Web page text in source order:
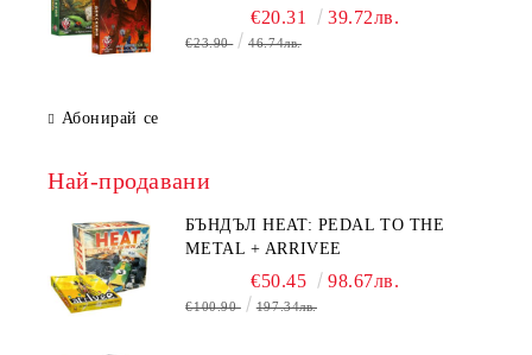
ДРАКОНА€20.31 39.72лв.
€23.90 46.74лв.
Абонирай се
Най-продавани
БЪНДЪЛ HEAT: PEDAL TO THE
METAL + ARRIVEE
€50.45 98.67лв.
€100.90 197.34лв.